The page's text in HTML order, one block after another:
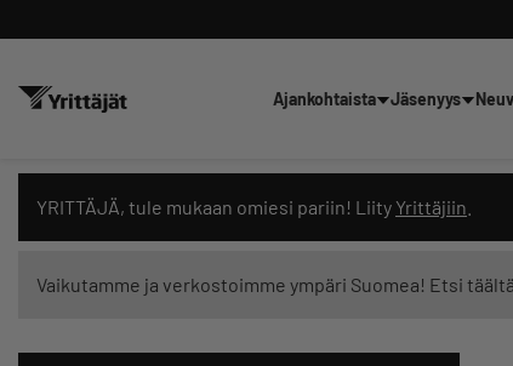
Ajankohtaista Jäsenyys
YRITTÄJÄ, tule mukaan omiesi pariin! Liity Yrittäjiin
Vaikutamme ja verkostoimme ympäri Suomea! Etsi
Hae sivustolta tai kysy